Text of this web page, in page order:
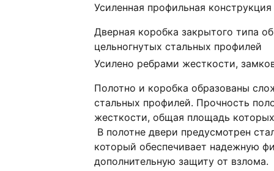
Усиленная профильная конструкция
Дверная коробка закрытого типа
цельногнутых стальных профилей
Усилено ребрами жесткости,
Полотно и коробка образованы
стальных профилей. Прочность
жесткости, общая площадь
В полотне двери предусмотрен
который обеспечивает надежную
дополнительную защиту от взлома.